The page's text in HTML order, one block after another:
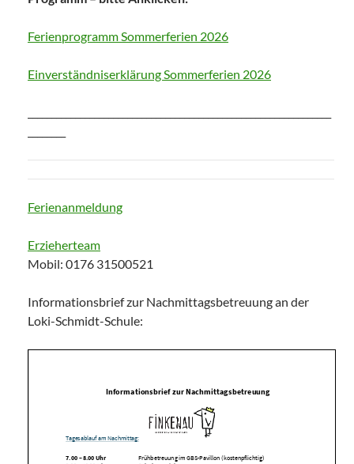
Ferienprogramm Sommerferien 2026
Einverständniserklärung Sommerferien 2026
Ferienanmeldung
Erzieherteam
Mobil: 0176 31500521
Informationsbrief zur Nachmittagsbetreuung an der
Loki-Schmidt-Schule: